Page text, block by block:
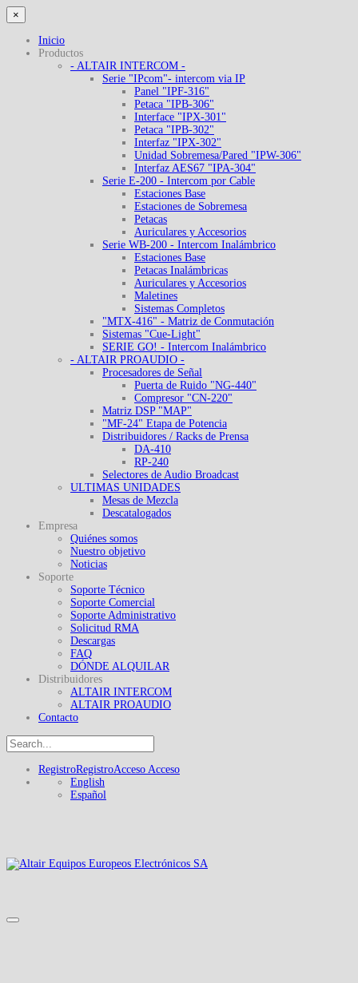
×
Inicio
Productos
- ALTAIR INTERCOM -
Serie "IPcom"- intercom via IP
Panel "IPF-316"
Petaca "IPB-306"
Interface "IPX-301"
Petaca "IPB-302"
Interfaz "IPX-302"
Unidad Sobremesa/Pared "IPW-306"
Interfaz AES67 "IPA-304"
Serie E-200 - Intercom por Cable
Estaciones Base
Estaciones de Sobremesa
Petacas
Auriculares y Accesorios
Serie WB-200 - Intercom Inalámbrico
Estaciones Base
Petacas Inalámbricas
Auriculares y Accesorios
Maletines
Sistemas Completos
"MTX-416" - Matriz de Conmutación
Sistemas "Cue-Light"
SERIE GO! - Intercom Inalámbrico
- ALTAIR PROAUDIO -
Procesadores de Señal
Puerta de Ruido "NG-440"
Compresor "CN-220"
Matriz DSP "MAP"
"MF-24" Etapa de Potencia
Distribuidores / Racks de Prensa
DA-410
RP-240
Selectores de Audio Broadcast
ULTIMAS UNIDADES
Mesas de Mezcla
Descatalogados
Empresa
Quiénes somos
Nuestro objetivo
Noticias
Soporte
Soporte Técnico
Soporte Comercial
Soporte Administrativo
Solicitud RMA
Descargas
FAQ
DÓNDE ALQUILAR
Distribuidores
ALTAIR INTERCOM
ALTAIR PROAUDIO
Contacto
RegistroRegistroAcceso Acceso
English
Español